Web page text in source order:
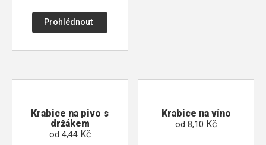
Prohlédnout
Krabice na pivo s
držákem
od 4,44 Kč
Krabice na víno
od8,10 Kč